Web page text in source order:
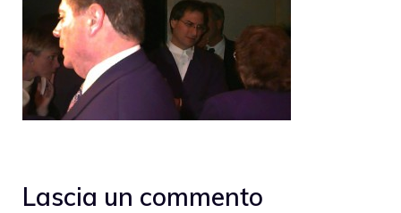
Lascia un commento